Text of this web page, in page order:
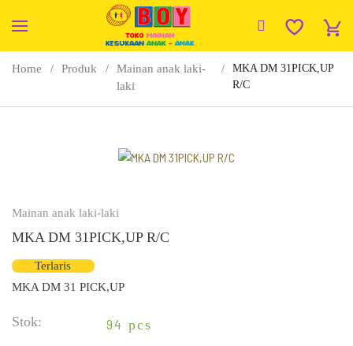
Home Produk
Mainan anak laki-
laki
MKA DM 31PICK,UP
R/C
Mainan anak laki-laki
MKA DM 31PICK,UP R/C
Terlaris
MKA DM 31 PICK,UP
Stok: 94 pcs